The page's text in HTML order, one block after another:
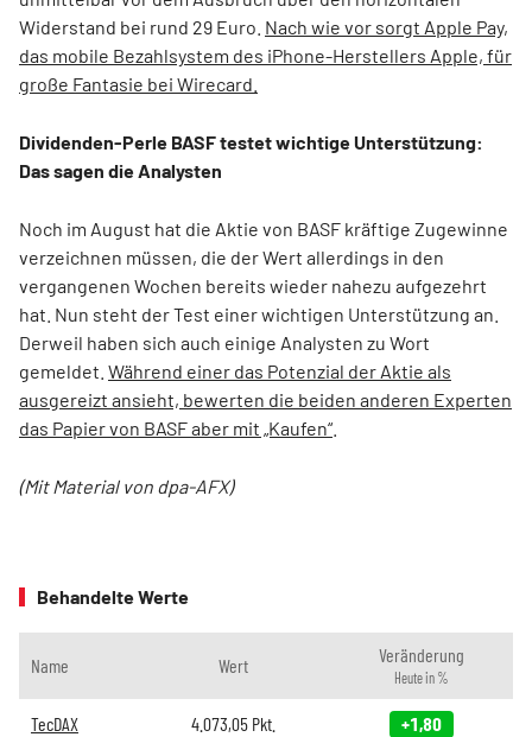
Widerstand bei rund 29 Euro. Nach wie vor sorgt Apple Pay,
das mobile Bezahlsystem des iPhone-Herstellers Apple, für
große Fantasie bei Wirecard.
Dividenden-Perle BASF testet wichtige Unterstützung:
Das sagen die Analysten
Noch im August hat die Aktie von BASF kräftige Zugewinne
verzeichnen müssen, die der Wert allerdings in den
vergangenen Wochen bereits wieder nahezu aufgezehrt
hat. Nun steht der Test einer wichtigen Unterstützung an.
Derweil haben sich auch einige Analysten zu Wort
gemeldet. Während einer das Potenzial der Aktie als
ausgereizt ansieht, bewerten die beiden anderen Experten
das Papier von BASF aber mit „Kaufen“
(Mit Material von dpa-AFX)
Behandelte Werte
Name Wert Veränderung
Heute in %
TecDAX 4.073,05 Pkt. +1,80